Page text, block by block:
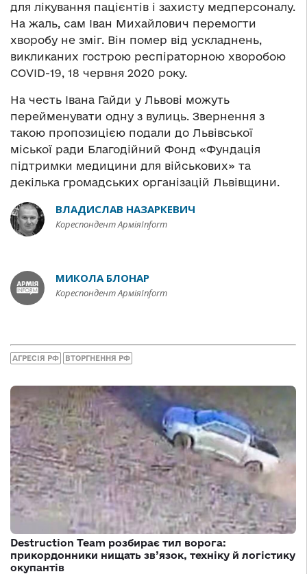
для лікування пацієнтів і захисту медперсоналу.
На жаль, сам Іван Михайлович перемогти
хворобу не зміг. Він помер від ускладнень,
викликаних гострою респіраторною хворобою
COVID-19, 18 червня 2020 року.
На честь Івана Гайди у Львові можуть
перейменувати одну з вулиць. Звернення з
такою пропозицією подали до Львівської
міської ради Благодійний Фонд «Фундація
підтримки медицини для військових» та
декілька громадських організацій Львівщини.
ВЛАДИСЛАВ НАЗАРКЕВИЧ
Кореспондент АрміяInform
МИКОЛА БЛОНАР
Кореспондент АрміяInform
АГРЕСІЯ РФ ВТОРГНЕННЯ РФ
Destruction Team розбирає тил ворога:
прикордонники нищать зв’язок, техніку й логістику
окупантів